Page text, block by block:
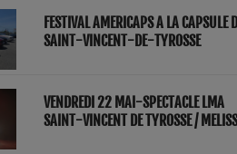
FESTIVAL AMERICAPS A LA CAPSULE
SAINT-VINCENT-DE-TYROSSE
VENDREDI 22 MAI-SPECTACLE LMA
SAINT-VINCENT DE TYROSSE /